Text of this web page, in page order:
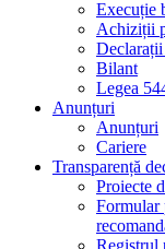
Execuție
Achiziții
Declarații
Bilant
Legea
Anunțuri
Anunțuri
Cariere
Transparență
Proiecte
Formular
Registrul